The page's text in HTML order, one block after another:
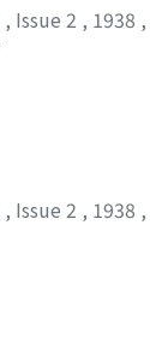
, Issue 2 , 1938 ,
, Issue 2 , 1938 ,